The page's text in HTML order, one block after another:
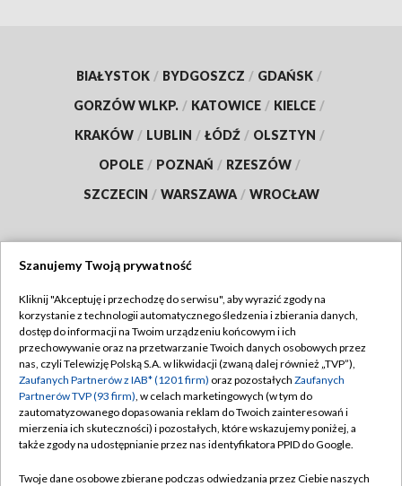
BIAŁYSTOK / BYDGOSZCZ / GDAŃSK /
GORZÓW WLKP. / KATOWICE / KIELCE /
KRAKÓW / LUBLIN / ŁÓDŹ / OLSZTYN /
OPOLE / POZNAŃ / RZESZÓW /
SZCZECIN / WARSZAWA / WROCŁAW
TVP
Abonament TVP
Emisja w TVP
Centrum informacji TVP
Naziemna Telewizja Cyfrowa
Regulamin TVP
Polityka prywatności
Moje zgody
Pomoc
Szanujemy Twoją prywatność
Kliknij "Akceptuję i przechodzę do serwisu", aby wyrazić zgody na
korzystanie z technologii automatycznego śledzenia i zbierania danych,
dostęp do informacji na Twoim urządzeniu końcowym i ich
przechowywanie oraz na przetwarzanie Twoich danych osobowych przez
nas, czyli Telewizję Polską S.A. w likwidacji (zwaną dalej również „TVP”),
Zaufanych Partnerów z IAB* (1201 firm) oraz pozostałych Zaufanych
Partnerów TVP (93 firm), w celach marketingowych (w tym do
zautomatyzowanego dopasowania reklam do Twoich zainteresowań i
mierzenia ich skuteczności) i pozostałych, które wskazujemy poniżej, a
także zgody na udostępnianie przez nas identyfikatora PPID do Google.
Twoje dane osobowe zbierane podczas odwiedzania przez Ciebie naszych